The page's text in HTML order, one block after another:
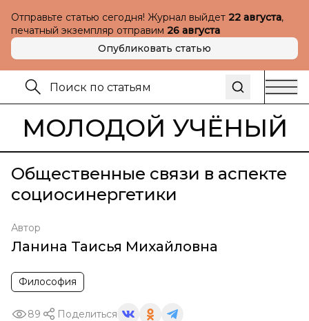
Отправьте статью сегодня! Журнал выйдет 22 августа,
печатный экземпляр отправим 26 августа
Опубликовать статью
МОЛОДОЙ УЧЁНЫЙ
Общественные связи в аспекте
социосинергетики
Автор
Ланина Таисья Михайловна
Философия
89 Поделиться